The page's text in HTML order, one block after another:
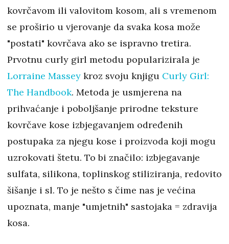
kovrčavom ili valovitom kosom, ali s vremenom
se proširio u vjerovanje da svaka kosa može
"postati" kovrčava ako se ispravno tretira.
Prvotnu curly girl metodu popularizirala je
Lorraine Massey kroz svoju knjigu Curly Girl:
The Handbook. Metoda je usmjerena na
prihvaćanje i poboljšanje prirodne teksture
kovrčave kose izbjegavanjem određenih
postupaka za njegu kose i proizvoda koji mogu
uzrokovati štetu. To bi značilo: izbjegavanje
sulfata, silikona, toplinskog stiliziranja, redovito
šišanje i sl. To je nešto s čime nas je većina
upoznata, manje "umjetnih" sastojaka = zdravija
kosa.